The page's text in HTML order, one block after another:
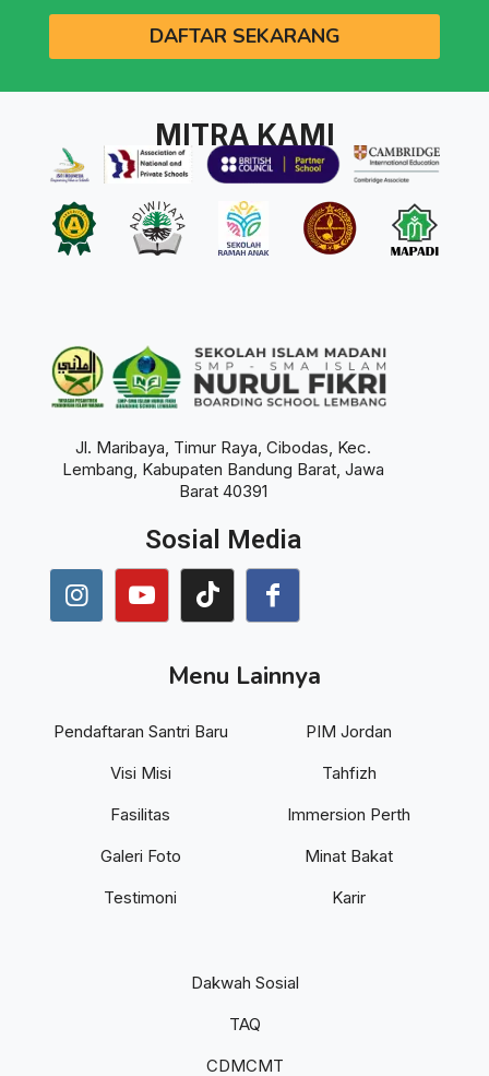
DAFTAR SEKARANG
MITRA KAMI
Jl. Maribaya, Timur Raya, Cibodas, Kec.
Lembang, Kabupaten Bandung Barat, Jawa
Barat 40391
Sosial Media
Menu Lainnya
Pendaftaran Santri Baru
Visi Misi
Fasilitas
Galeri Foto
Testimoni
PIM Jordan
Tahfizh
Immersion Perth
Minat Bakat
Karir
Dakwah Sosial
TAQ
CDMCMT